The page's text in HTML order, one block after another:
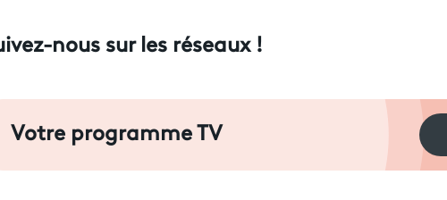
nous sur les réseaux !
Votre programme TV